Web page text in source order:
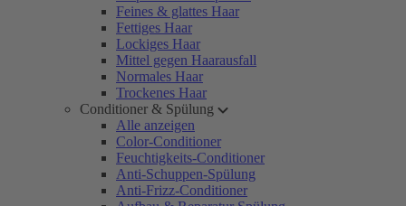
Feines & glattes Haar
Fettiges Haar
Lockiges Haar
Mittel gegen Haarausfall
Normales Haar
Trockenes Haar
Conditioner & Spülung
Alle anzeigen
Color-Conditioner
Feuchtigkeits-Conditioner
Anti-Schuppen-Spülung
Anti-Frizz-Conditioner